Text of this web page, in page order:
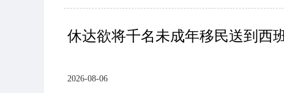
休达欲将千名未成年移民送到西
2026-08-06